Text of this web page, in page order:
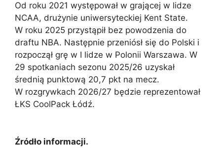
Od roku 2021 występował w grającej w lidze
NCAA, drużynie uniwersyteckiej Kent State.
W roku 2025 przystąpił bez powodzenia do
draftu NBA. Następnie przeniósł się do Polski i
rozpoczął grę w I lidze w Polonii Warszawa. W
29 spotkaniach sezonu 2025/26 uzyskał
średnią punktową 20,7 pkt na mecz.
W rozgrywkach 2026/27 będzie reprezentował
ŁKS CoolPack Łódź.
Źródło informacji.